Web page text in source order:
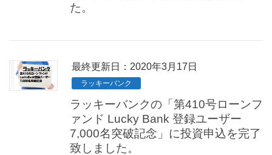
た。
最終更新日：2020年3月17日
ラッキーバンク
ラッキーバンクの「第410号ローンフ
ァンド Lucky Bank 登録ユーザー
7,000名突破記念」に投資申込を完了
致しました。